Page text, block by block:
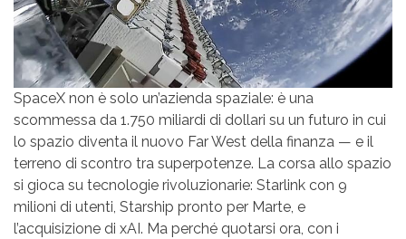
SpaceX non è solo un’azienda spaziale: è una
scommessa da 1.750 miliardi di dollari su un futuro in cui
lo spazio diventa il nuovo Far West della finanza — e il
terreno di scontro tra superpotenze. La corsa allo spazio
si gioca su tecnologie rivoluzionarie: Starlink con 9
milioni di utenti, Starship pronto per Marte, e
l’acquisizione di xAI. Ma perché quotarsi ora, con i